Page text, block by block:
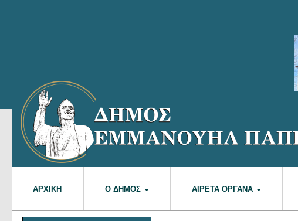
ΑΡΧΙΚΉ Ο ΔΉΜΟΣ ΑΙΡΕΤΆ ΌΡΓΑΝΑ